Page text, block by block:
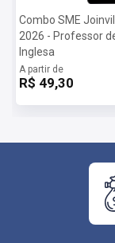
Combo SME
2026 - Professor
Inglesa
A partir de
R$ 49,30